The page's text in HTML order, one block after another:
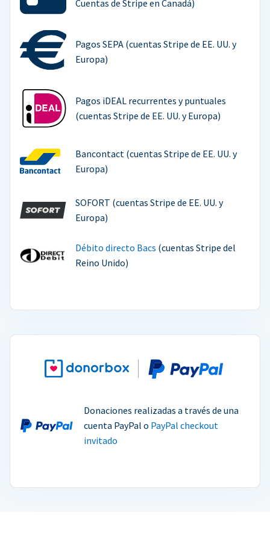
Cuentas de Stripe en Canadá)
Pagos SEPA (cuentas Stripe de EE. UU. y
Europa)
Pagos iDEAL recurrentes y puntuales
(cuentas Stripe de EE. UU. y Europa)
Bancontact (cuentas Stripe de EE. UU. y
Europa)
SOFORT (cuentas Stripe de EE. UU. y
Europa)
Débito directo Bacs (cuentas Stripe del
Reino Unido)
Donaciones realizadas a través de una
cuenta PayPal o PayPal checkout
invitado